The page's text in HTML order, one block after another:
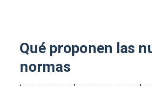
Qué proponen las
normas